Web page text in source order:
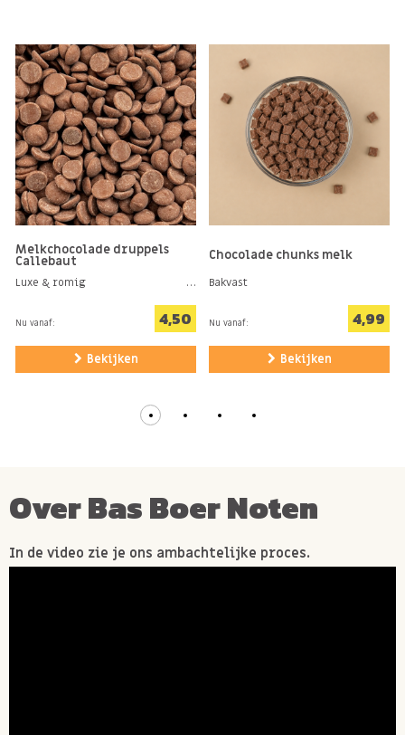
Melkchocolade druppels
Callebaut
Luxe & romig
Nu vanaf: 4,50
Bekijken
Chocolade chunks melk
Bakvast
Nu vanaf: 4,99
Bekijken
Over Bas Boer Noten
In de video zie je ons ambachtelijke proces.